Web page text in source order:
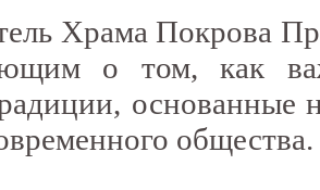
Храма Покрова
о том, как
основанные
общества.